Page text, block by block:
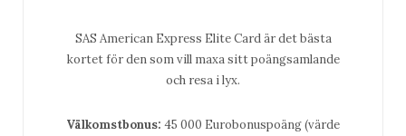
SAS American Express Elite Card är det bästa
kortet för den som vill maxa sitt poängsamlande
och resa i lyx.
Välkomstbonus: 45 000 Eurobonuspoäng (värde